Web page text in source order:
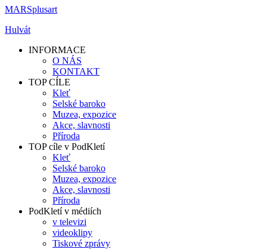
MARSplusart
Hulvát
INFORMACE
O NÁS
KONTAKT
TOP CÍLE
Kleť
Selské baroko
Muzea, expozice
Akce, slavnosti
Příroda
TOP cíle v PodKletí
Kleť
Selské baroko
Muzea, expozice
Akce, slavnosti
Příroda
PodKletí v médiích
v televizi
videoklipy
Tiskové zprávy